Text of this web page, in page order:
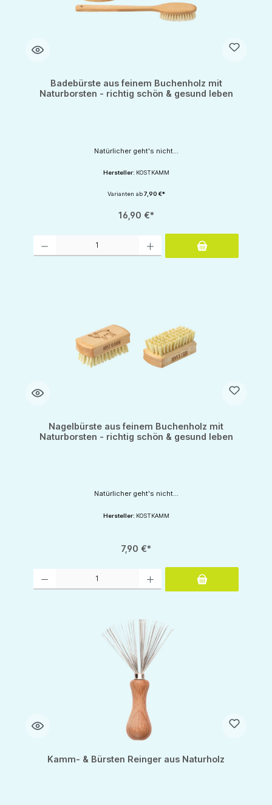
Badebürste aus feinem Buchenholz mit
Naturborsten - richtig schön & gesund leben
Natürlicher geht's nicht...
Hersteller: KOSTKAMM
Varianten ab7,90 €*
16,90 €*
Nagelbürste aus feinem Buchenholz mit
Naturborsten - richtig schön & gesund leben
Natürlicher geht's nicht...
Hersteller: KOSTKAMM
7,90 €*
Kamm- & Bürsten Reinger aus Naturholz